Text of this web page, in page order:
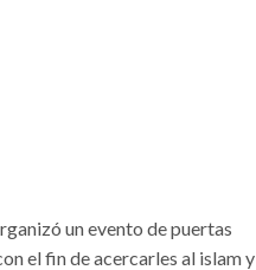
un evento de puertas
el fin de acercarles al islam y